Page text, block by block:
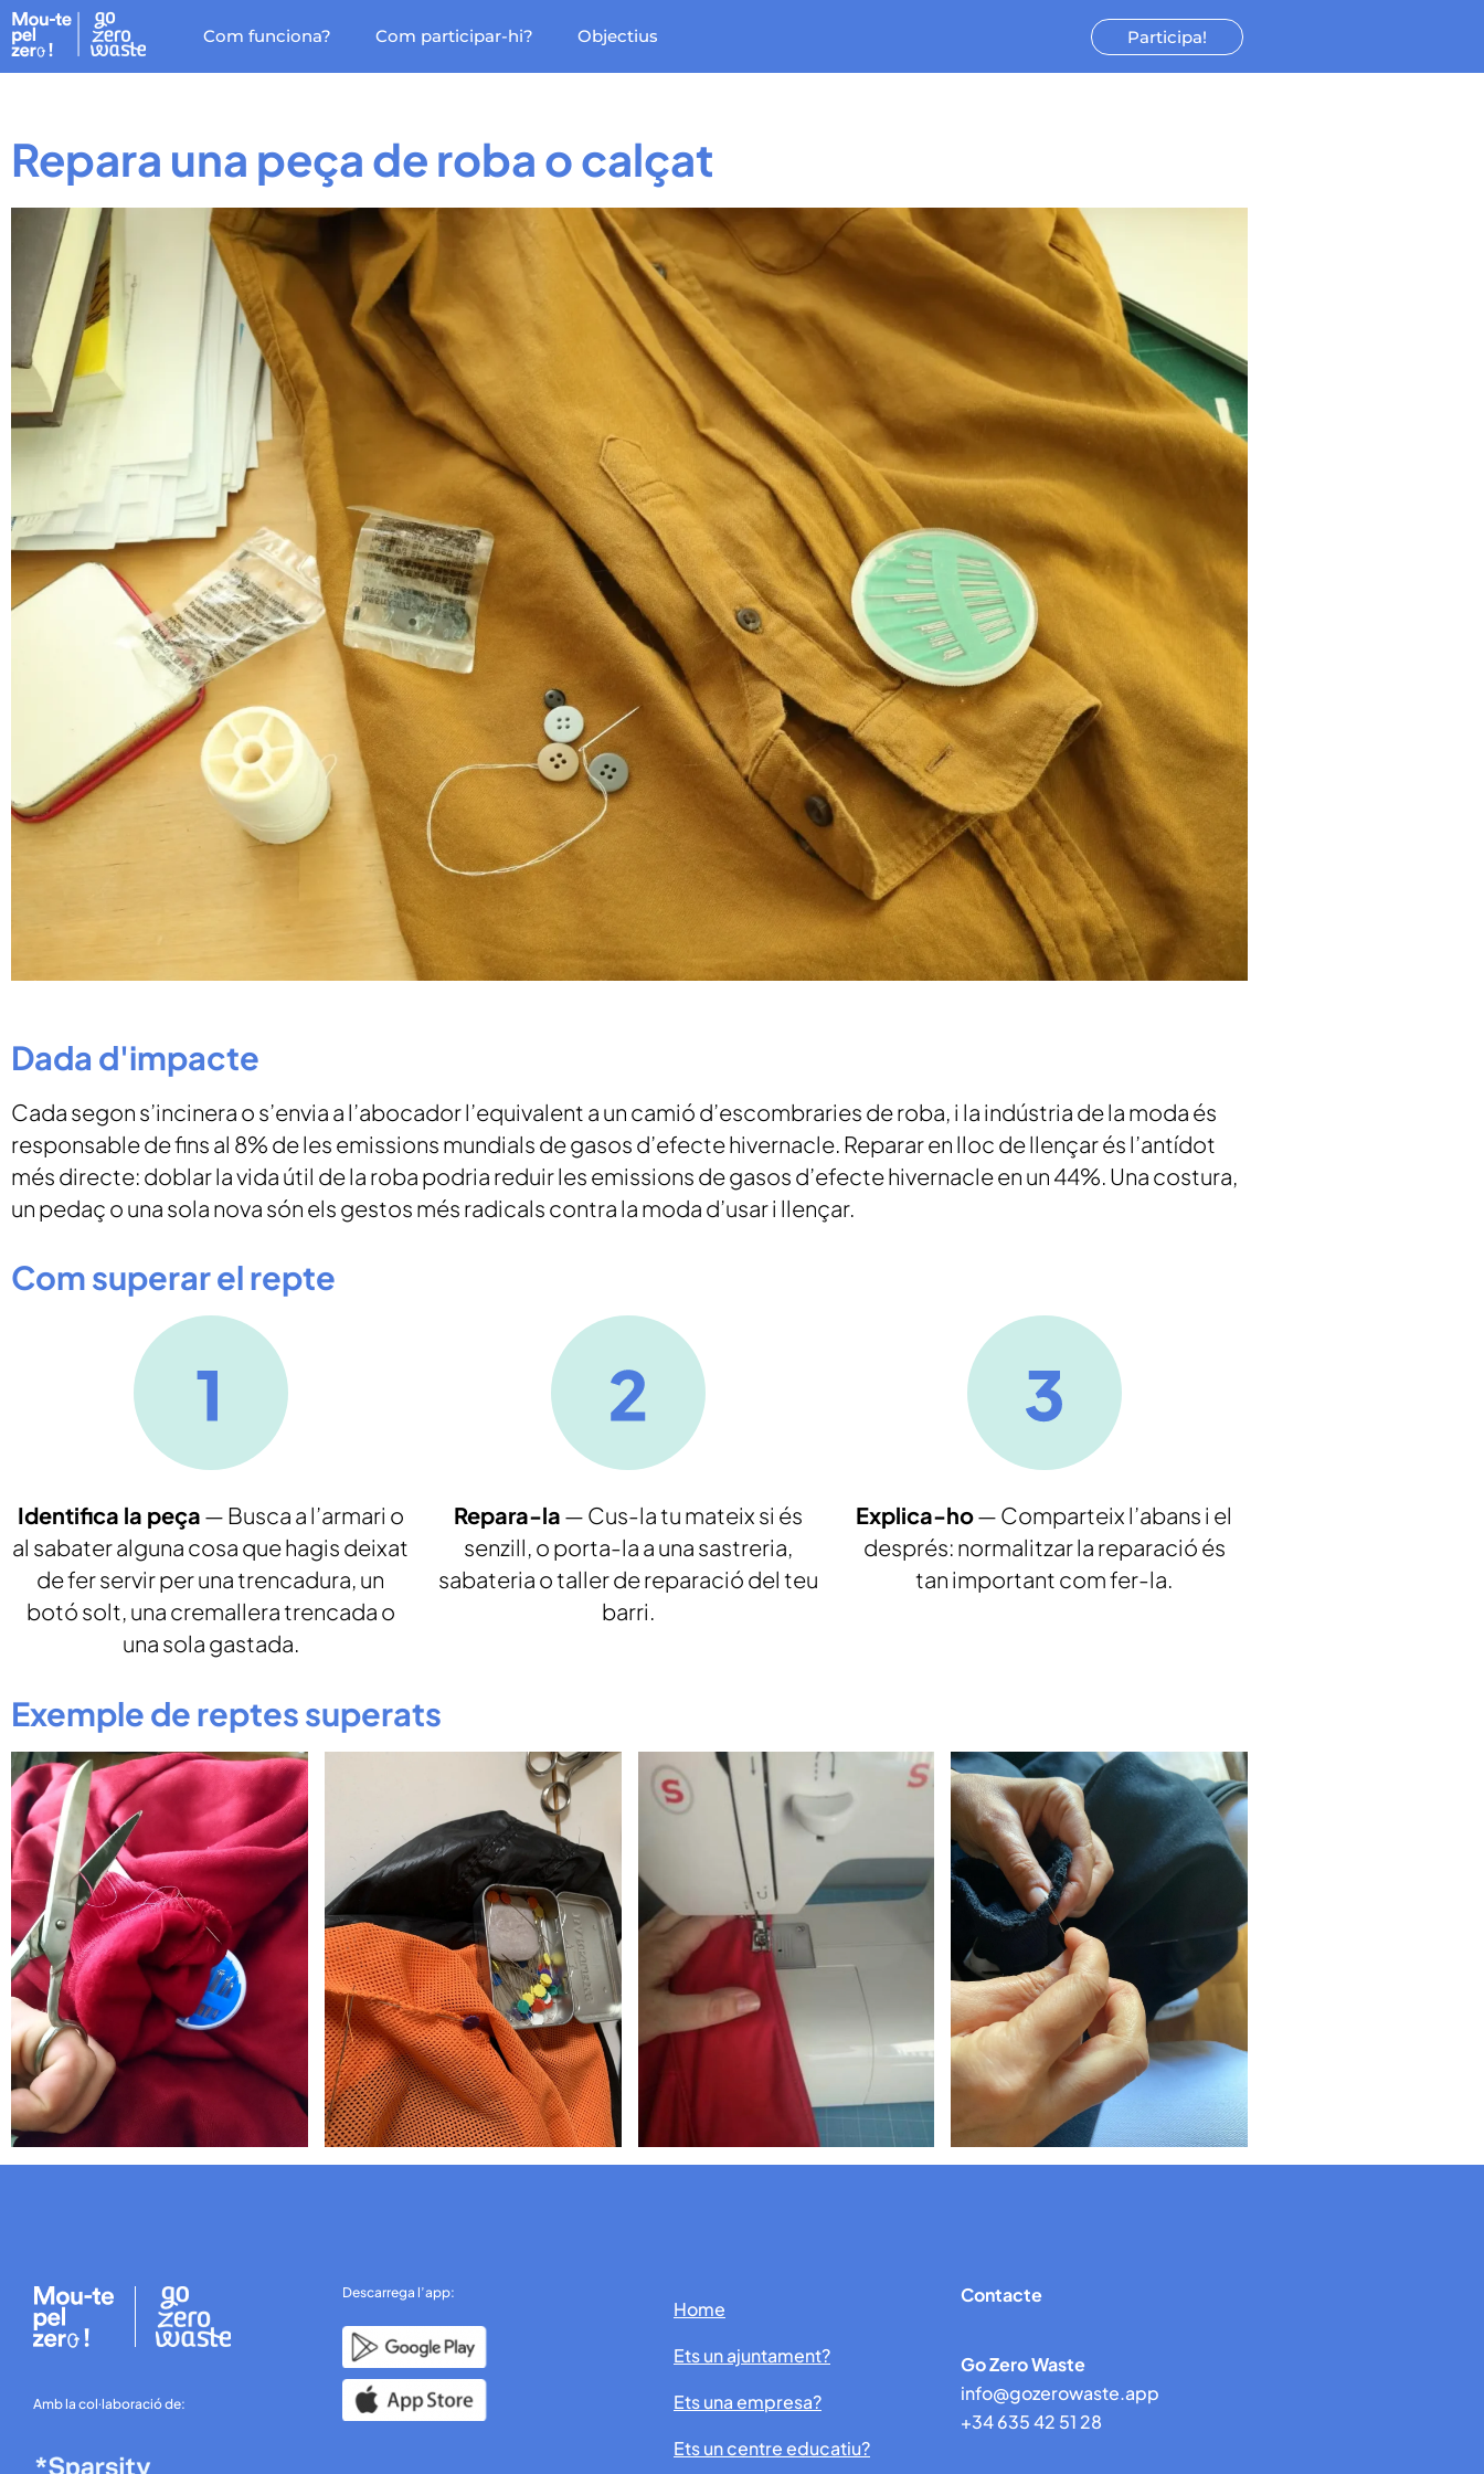
Com funciona? Com participar-hi? Objectius Participa!
Repara una peça de roba o calçat
Dada d'impacte
Cada segon s’incinera o s’envia a l’abocador l’equivalent a un camió d’escombraries de roba, i la indústria de la moda és
responsable de fins al 8% de les emissions mundials de gasos d’efecte hivernacle. Reparar en lloc de llençar és l’antídot
més directe: doblar la vida útil de la roba podria reduir les emissions de gasos d’efecte hivernacle en un 44%. Una costura,
un pedaç o una sola nova són els gestos més radicals contra la moda d’usar i llençar.
Com superar el repte
Identifica la peça — Busca a l’armari o
al sabater alguna cosa que hagis deixat
de fer servir per una trencadura, un
botó solt, una cremallera trencada o
una sola gastada.
Repara-la — Cus-la tu mateix si és
senzill, o porta-la a una sastreria,
sabateria o taller de reparació del teu
barri.
Explica-ho— Comparteix l’abans i el
després: normalitzar la reparació és
tan important com fer-la.
Exemple de reptes superats
Amb la col·laboració de:
Descarrega l’app:
Home
Ets un ajuntament?
Ets una empresa?
Ets un centre educatiu?
Contacte
Go Zero Waste
info@gozerowaste.app
+34 635 42 51 28